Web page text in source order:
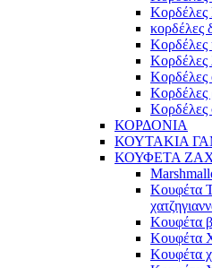
Κορδέλες
κορδέλες
Κορδέλες
Κορδέλες
Κορδέλες
Κορδέλες
Κορδέλες
ΚΟΡΔΟΝΙΑ
ΚΟΥΤΑΚΙΑ
ΚΟΥΦΕΤΑ
Κουφέτα
Κουφέτα
Κουφέτα
Κουφέτα